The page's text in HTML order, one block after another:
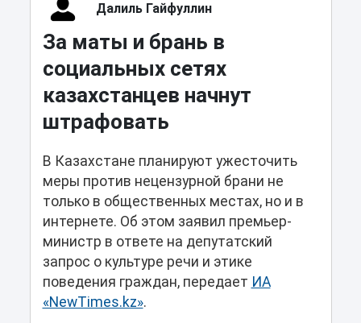
Далиль Гайфуллин
За маты и брань в
социальных сетях
казахстанцев начнут
штрафовать
В Казахстане планируют ужесточить
меры против нецензурной брани не
только в общественных местах, но и в
интернете. Об этом заявил премьер-
министр в ответе на депутатский
запрос о культуре речи и этике
поведения граждан, передает ИА
«NewTimes.kz».